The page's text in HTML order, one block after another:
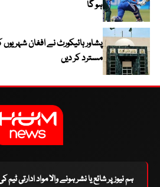
ہو گا
پشاور ہائیکورٹ نے افغان
مسترد کر دیں
ہم نیوز پر شائع یا نشر ہونے والا مواد ادارتی